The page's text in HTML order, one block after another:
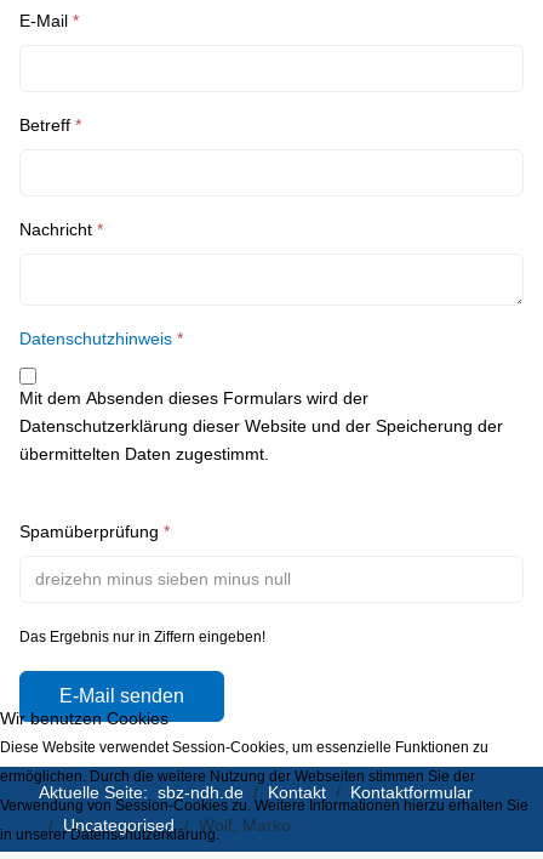
E-Mail *
Betreff *
Nachricht *
Datenschutzhinweis *
Mit dem Absenden dieses Formulars wird der
Datenschutzerklärung dieser Website und der Speicherung der
übermittelten Daten zugestimmt.
Spamüberprüfung*
Das Ergebnis nur in Ziffern eingeben!
E-Mail senden
Aktuelle Seite:sbz-ndh.de Kontakt
Kontaktformular
Uncategorised
Wolf, Marko
Wir benutzen Cookies
Diese Website verwendet Session-Cookies, um essenzielle Funktionen zu
ermöglichen. Durch die weitere Nutzung der Webseiten stimmen Sie der
Verwendung von Session-Cookies zu. Weitere Informationen hierzu erhalten Sie
in unserer Datenschutzerklärung.